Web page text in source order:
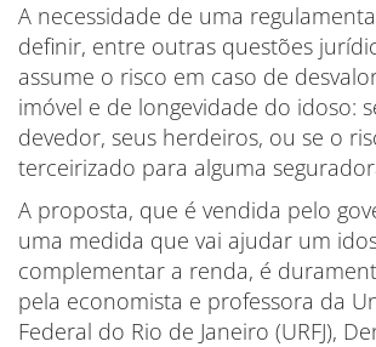
A necessidade de uma
definir, entre outras questões
assume o risco em caso de
imóvel e de longevidade do idoso:
devedor, seus herdeiros, ou se o
terceirizado para alguma
A proposta, que é vendida pelo
uma medida que vai ajudar um
complementar a renda, é
pela economista e professora da
Federal do Rio de Janeiro (URFJ),